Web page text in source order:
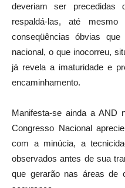
deveriam ser precedidas
respaldá-las, até
conseqüências óbvias
nacional, o que inocorreu,
já revela a imaturidade e
encaminhamento.
Manifesta-se ainda a AND
Congresso Nacional
com a minúcia, a
observados antes de sua
que gerarão nas áreas de